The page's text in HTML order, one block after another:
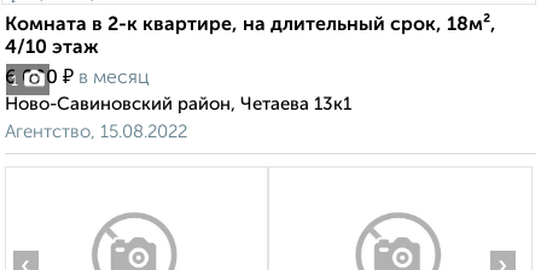
1
Комната в 2-к квартире, на длительный срок, 18м²,
4/10 этаж
6 000 ₽ в месяц
Ново-Савиновский район, Четаева 13к1
Агентство, 15.08.2022